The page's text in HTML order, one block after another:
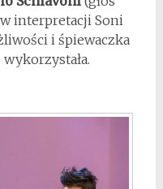
interpretacji Soni
i śpiewaczka